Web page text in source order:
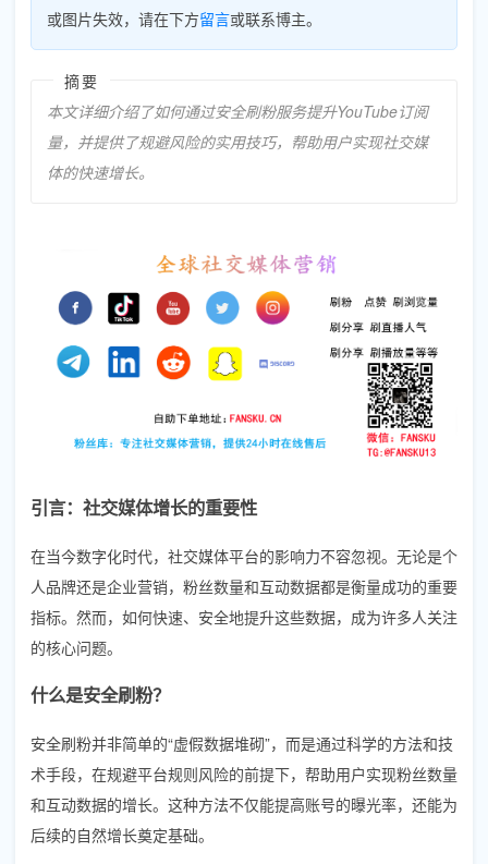
或图片失效，请在下方留言或联系博主。
摘要
本文详细介绍了如何通过安全刷粉服务提升YouTube订阅
量，并提供了规避风险的实用技巧，帮助用户实现社交媒
体的快速增长。
引言：社交媒体增长的重要性
在当今数字化时代，社交媒体平台的影响力不容忽视。无论是个
人品牌还是企业营销，粉丝数量和互动数据都是衡量成功的重要
指标。然而，如何快速、安全地提升这些数据，成为许多人关注
的核心问题。
什么是安全刷粉？
安全刷粉并非简单的“虚假数据堆砌”，而是通过科学的方法和技
术手段，在规避平台规则风险的前提下，帮助用户实现粉丝数量
和互动数据的增长。这种方法不仅能提高账号的曝光率，还能为
后续的自然增长奠定基础。